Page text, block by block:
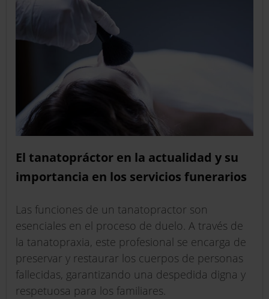
El tanatopráctor en la actualidad y su
importancia en los servicios funerarios
Las funciones de un tanatopractor son
esenciales en el proceso de duelo. A través de
la tanatopraxia, este profesional se encarga de
preservar y restaurar los cuerpos de personas
fallecidas, garantizando una despedida digna y
respetuosa para los familiares.